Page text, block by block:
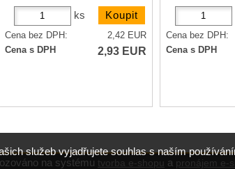
ks
Cena bez DPH: 2,42 EUR
Cena s DPH
2,93 EUR
Cena bez DPH:
Cena s DPH
na systému tvorba e-shopu a pronájem e-
služeb vyjadřujete souhlas s naším